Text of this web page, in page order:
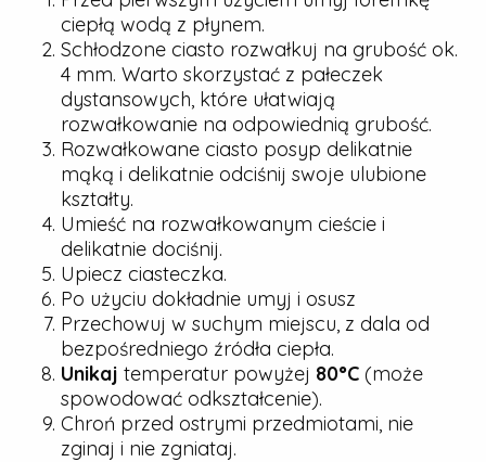
ciepłą wodą z płynem.
Schłodzone ciasto rozwałkuj na grubość ok.
4 mm. Warto skorzystać z pałeczek
dystansowych, które ułatwiają
rozwałkowanie na odpowiednią grubość.
Rozwałkowane ciasto posyp delikatnie
mąką i delikatnie odciśnij swoje ulubione
kształty.
Umieść na rozwałkowanym cieście i
delikatnie dociśnij.
Upiecz ciasteczka.
Po użyciu dokładnie umyj i osusz
Przechowuj w suchym miejscu, z dala od
bezpośredniego źródła ciepła.
Unikaj temperatur powyżej 80°C (może
spowodować odkształcenie).
Chroń przed ostrymi przedmiotami, nie
zginaj i nie zgniataj.